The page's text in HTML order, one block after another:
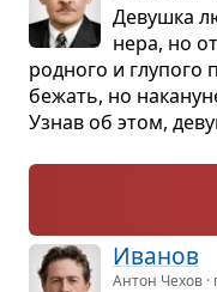
Девушка
нера, но
род­ного и
бежать, но
Узнав об этом,
Ива­нов
Антон Чехов ·